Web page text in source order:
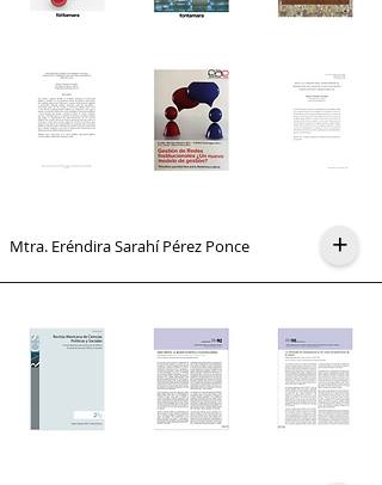
Mtra. Eréndira Sarahí Pérez Ponce +